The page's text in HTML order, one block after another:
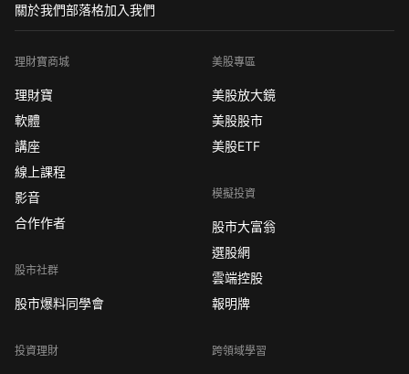
關於我們部落格加入我們
理財寶商城
理財寶
軟體
講座
線上課程
影音
合作作者
股市社群
股市爆料同學會
投資理財
美股專區
美股放大鏡
美股股市
美股ETF
模擬投資
股市大富翁
選股網
雲端控股
報明牌
跨領域學習